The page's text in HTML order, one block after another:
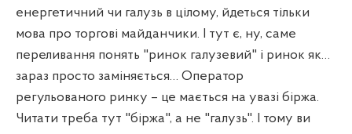
енергетичний чи галузь в цілому, йдеться тільки
мова про торгові майданчики. І тут є, ну, саме
переливання понять "ринок галузевий" і ринок як…
зараз просто заміняється… Оператор
регульованого ринку – це мається на увазі біржа.
Читати треба тут "біржа", а не "галузь". І тому ви